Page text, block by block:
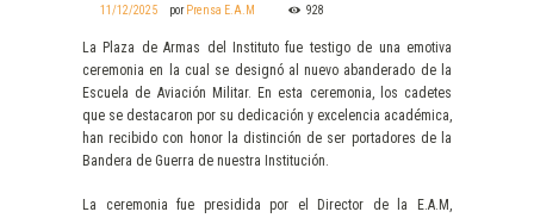
11/12/2025 porPrensa E.A.M 928
La Plaza de Armas del Instituto fue testigo de una emotiva
ceremonia en la cual se designó al nuevo abanderado de la
Escuela de Aviación Militar. En esta ceremonia, los cadetes
que se destacaron por su dedicación y excelencia académica,
han recibido con honor la distinción de ser portadores de la
Bandera de Guerra de nuestra Institución.
La ceremonia fue presidida por el Director de la E.A.M,